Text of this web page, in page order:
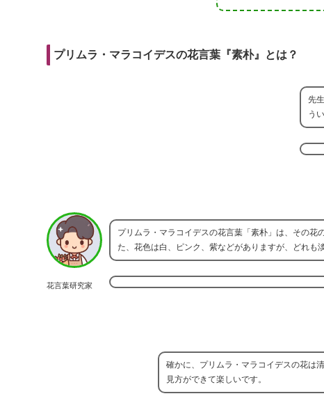
プリムラ・マラコイデスの花言葉『素朴』とは？
先
う
花言葉研究家
プリムラ・マラコイデスの花言葉「素朴」は、その花
た、花色は白、ピンク、紫などがありますが、どれも
確かに、プリムラ・マラコイデスの花は
見方ができて楽しいです。